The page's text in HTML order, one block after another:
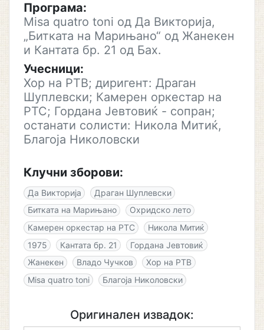
Програма:
Misa quatro toni од Да Викторија,
„Битката на Марињано“ од Жанекен
и Кантата бр. 21 од Бах.
Учесници:
Хор на РТВ; диригент: Драган
Шуплевски; Камерен оркестар на
РТС; Гордана Јевтовиќ - сопран;
останати солисти: Никола Митиќ,
Благоја Николовски
Клучни зборови:
Да Викторија
Драган Шуплевски
Битката на Марињано
Охридско лето
Камерен оркестар на РТС
Никола Митиќ
1975
Кантата бр. 21
Гордана Јевтовиќ
Жанекен
Владо Чучков
Хор на РТВ
Misa quatro toni
Благоја Николовски
Оригинален извадок: